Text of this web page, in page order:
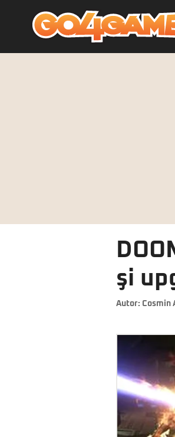
şi
Autor: Cosmin